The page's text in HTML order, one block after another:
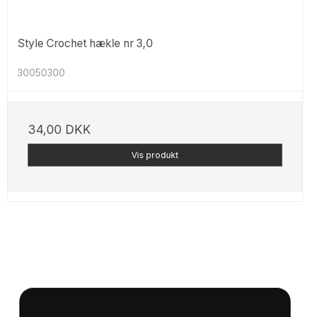
Style Crochet hækle nr 3,0
30050300
34,00 DKK
Vis produkt